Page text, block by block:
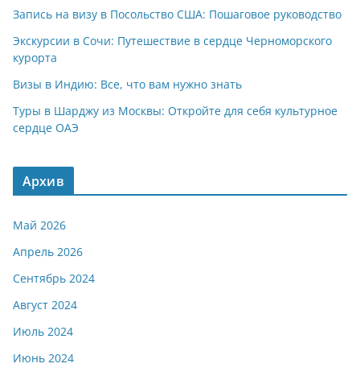
Запись на визу в Посольство США: Пошаговое руководство
Экскурсии в Сочи: Путешествие в сердце Черноморского
курорта
Визы в Индию: Все, что вам нужно знать
Туры в Шарджу из Москвы: Откройте для себя культурное
сердце ОАЭ
Архив
Май 2026
Апрель 2026
Сентябрь 2024
Август 2024
Июль 2024
Июнь 2024